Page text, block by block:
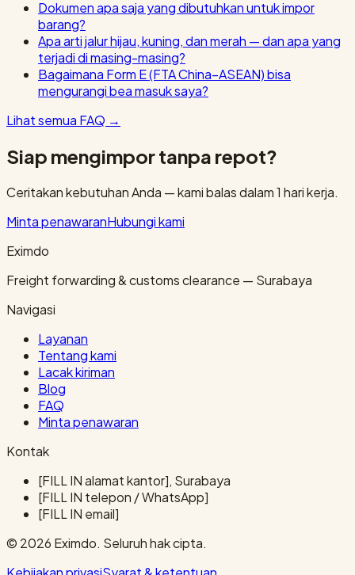
Dokumen apa saja yang dibutuhkan untuk impor
barang?
Apa arti jalur hijau, kuning, dan merah — dan apa yang
terjadi di masing-masing?
Bagaimana Form E (FTA China–ASEAN) bisa
mengurangi bea masuk saya?
Lihat semua FAQ →
Siap mengimpor tanpa repot?
Ceritakan kebutuhan Anda — kami balas dalam 1 hari kerja.
Minta penawaranHubungi kami
Eximdo
Freight forwarding & customs clearance — Surabaya
Navigasi
Layanan
Tentang kami
Lacak kiriman
Blog
FAQ
Minta penawaran
Kontak
[FILL IN alamat kantor], Surabaya
[FILL IN telepon / WhatsApp]
[FILL IN email]
© 2026 Eximdo. Seluruh hak cipta.